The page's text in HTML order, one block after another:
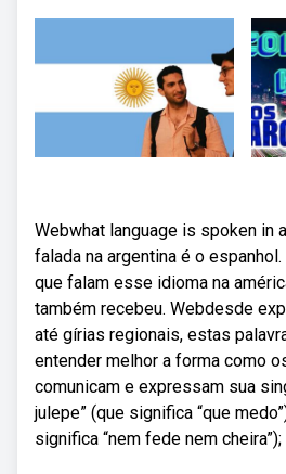
Webwhat language is spoken in
falada na argentina é o
que falam esse idioma na
também recebeu. Webdesde
até gírias regionais, estas
entender melhor a forma como
comunicam e expressam sua
julepe” (que significa “que
significa “nem fede nem cheira”);